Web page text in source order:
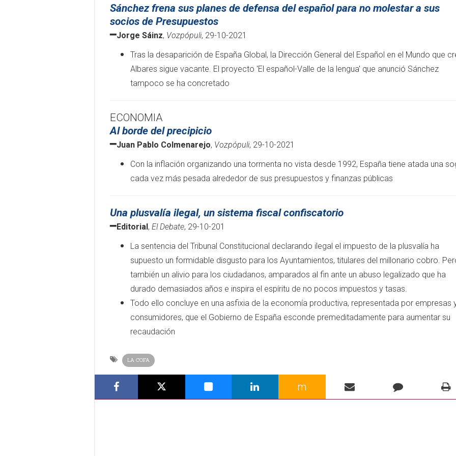
Sánchez frena sus planes de defensa del español para no molestar a sus
socios de Presupuestos
━Jorge Sáinz, Vozpópuli, 29-10-2021
Tras la desaparición de España Global, la Dirección General del Español en el Mundo que
Albares sigue vacante. El proyecto 'El español-Valle de la lengua' que anunció Sánchez
tampoco se ha concretado
ECONOMIA
Al borde del precipicio
━Juan Pablo Colmenarejo, Vozpópuli, 29-10-2021
Con la inflación organizando una tormenta no vista desde 1992, España tiene atada una
cada vez más pesada alrededor de sus presupuestos y finanzas públicas
Una plusvalía ilegal, un sistema fiscal confiscatorio
━Editorial , El Debate, 29-10-201
La sentencia del Tribunal Constitucional declarando ilegal el impuesto de la plusvalía ha
supuesto un formidable disgusto para los Ayuntamientos, titulares del millonario cobro.
también un alivio para los ciudadanos, amparados al fin ante un abuso legalizado que ha
durado demasiados años e inspira el espíritu de no pocos impuestos y tasas.
Todo ello concluye en una asfixia de la economía productiva, representada por empresas
consumidores, que el Gobierno de España esconde premeditadamente para aumentar su
recaudación
LA COFA
m